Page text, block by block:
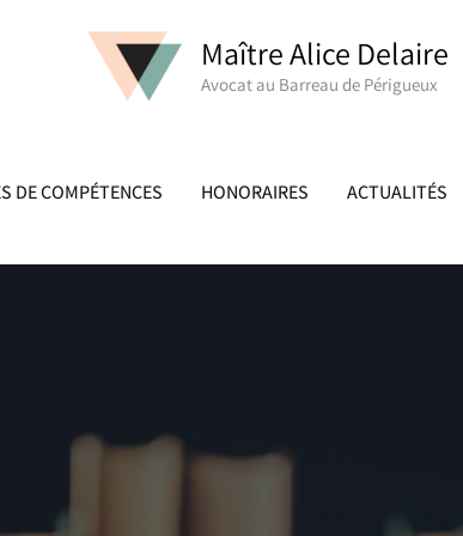
Maître Alice Delaire
Avocat au Barreau de Périgueux
DE COMPÉTENCES HONORAIRES ACTUALITÉS